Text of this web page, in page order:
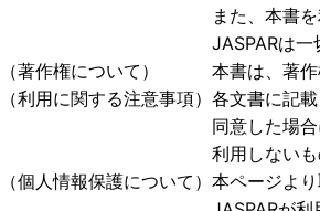
また、本書を利用して検討さ
JASPARは一切の責任
（著作権について） 本書は、著作
（利用に関する注意事項）各文書に記
同意した場合に限り、本書を
利用しないものと
（個人情報保護について）本ページよ